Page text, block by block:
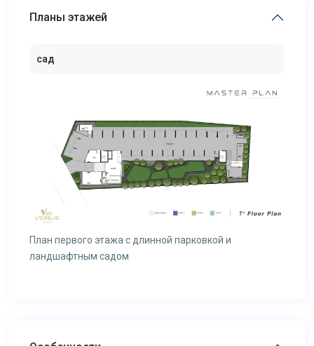
Планы этажей
сад
План первого этажа с длинной парковкой и
ландшафтным садом